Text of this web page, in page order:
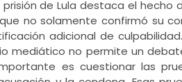
de Lula destaca el
no solamente confirmó su
adicional de
mediático no permite un
es cuestionar las